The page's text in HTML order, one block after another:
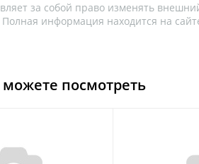
за собой право изменять
информация находится на
посмотреть